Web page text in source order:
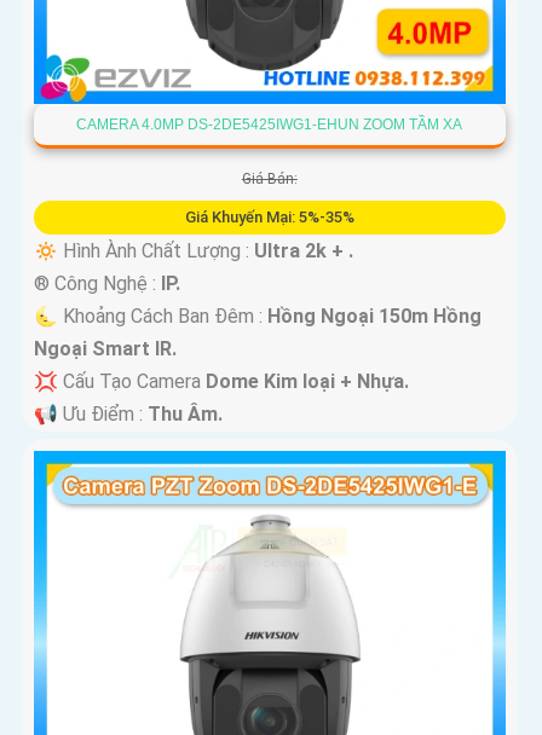
CAMERA 4.0MP DS-2DE5425IWG1-EHUN ZOOM TẦM XA
Giá Bán:
Giá Khuyến Mại: 5%-35%
🔅 Hình Ành Chất Lượng : Ultra 2k + .
®️ Công Nghệ : IP.
🌜 Khoảng Cách Ban Đêm : Hồng Ngoại 150m Hồng
Ngoại Smart IR.
💢 Cấu Tạo Camera Dome Kim loại + Nhựa.
️📢 Ưu Điểm : Thu Âm.